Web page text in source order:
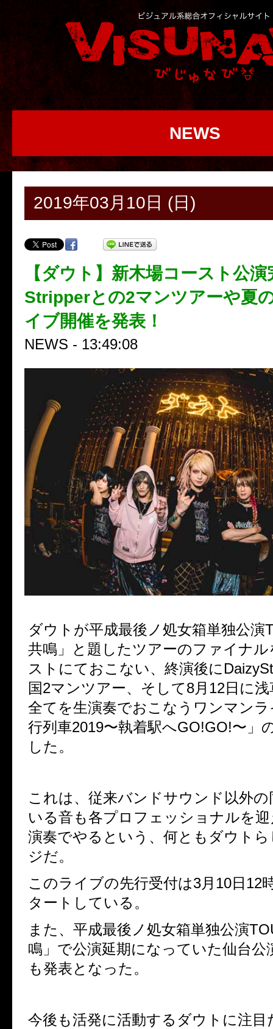
NEWS
2019年03月10日 (日)
【ダウト】新木場コースト公
Stripperとの2マンツアーや夏
イブ開催を発表！
NEWS - 13:49:08
ダウトが平成最後ノ処女箱単独公演
共鳴」と題したツアーのファイナル
ストにておこない、終演後に
国2マンツアー、そして8月12日に
全てを生演奏でおこなうワンマン
行列車2019〜執着駅へGO!GO!〜」
した。
これは、従来バンドサウンド以外
いる音も各プロフェッショナルを
演奏でやるという、何ともダウト
ジだ。
このライブの先行受付は3月10日12
タートしている。
また、平成最後ノ処女箱単独公演
鳴」で公演延期になっていた仙台公
も発表となった。
今後も活発に活動するダウトに注目